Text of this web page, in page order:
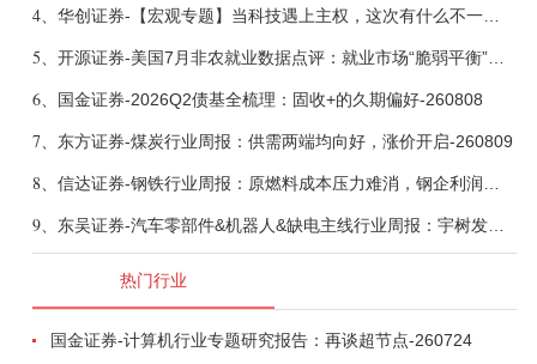
4、 华创证券-【宏观专题】当科技遇上主权，这次有什么不一样？——海外科技思辨系列五-260808
5、 开源证券-美国7月非农就业数据点评：就业市场“脆弱平衡”，美联储加息动力并不高-260808
6、 国金证券-2026Q2债基全梳理：固收+的久期偏好-260808
7、 东方证券-煤炭行业周报：供需两端均向好，涨价开启-260809
8、
9、 东吴证券-汽车零部件&机器人&缺电主线行业周报：宇树发行价确认，卡特彼勒重启中速机项目-260809
热门行业
国金证券-计算机行业专题研究报告：再谈超节点-260724